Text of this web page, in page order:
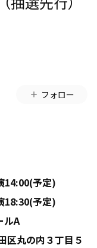
フォロー
14:00(予定)
18:30(予定)
ルA
区丸の内３丁目５